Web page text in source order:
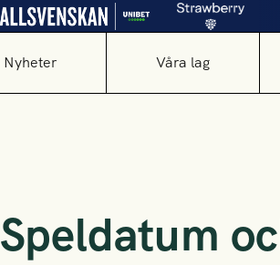
Nyheter Våra lag
Speldatum